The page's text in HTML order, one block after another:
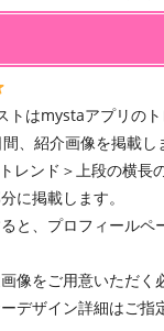
トはmystaアプリの
、紹介画像を掲載し
レンド＞上段の横長
に掲載します。
と、プロフィールペ
像をご用意いただく
デザイン詳細はご指